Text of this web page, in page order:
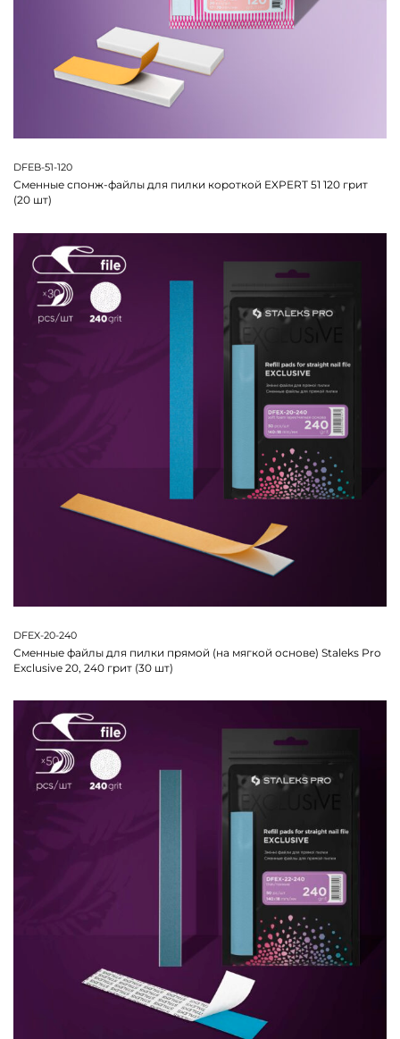
DFEB-51-120
Сменные спонж-файлы для пилки короткой EXPERT 51 120 грит
(20 шт)
DFEX-20-240
Сменные файлы для пилки прямой (на мягкой основе) Staleks Pro
Exclusive 20, 240 грит (30 шт)